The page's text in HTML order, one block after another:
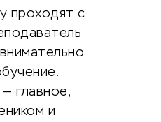
проходят с
главное,
и